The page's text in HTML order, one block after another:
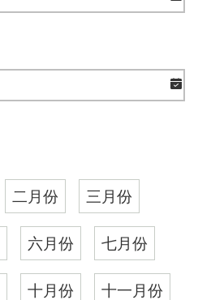
二月份 三月份
六月份 七月份
十月份 十一月份